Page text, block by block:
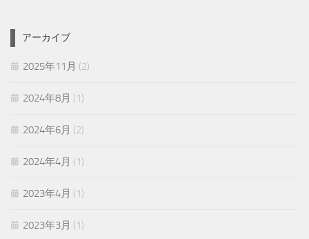
アーカイブ
2025年11月 (2)
2024年8月 (1)
2024年6月 (2)
2024年4月 (1)
2023年4月 (1)
2023年3月 (1)